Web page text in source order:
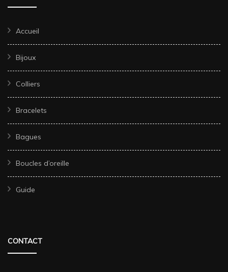
Accueil
Bijoux
Colliers
Bracelets
Bagues
Boucles d’oreille
Guide
CONTACT